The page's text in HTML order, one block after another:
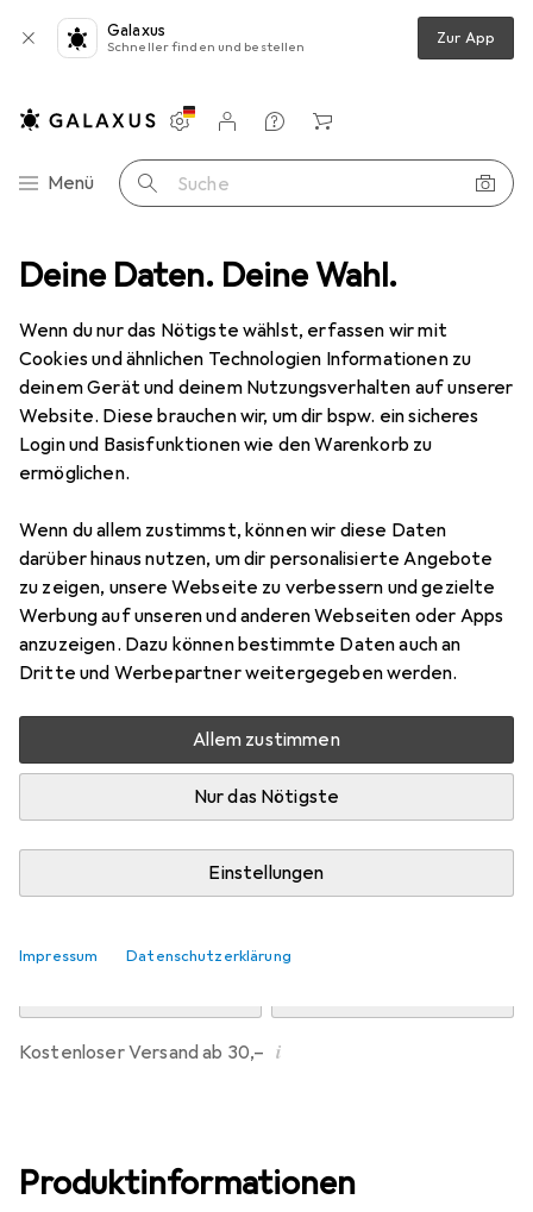
Deine Daten. Deine Wahl.
Wenn du nur das Nötigste wählst, erfassen wir mit
Cookies und ähnlichen Technologien Informationen zu
deinem Gerät und deinem Nutzungsverhalten auf unserer
Website. Diese brauchen wir, um dir bspw. ein sicheres
Login und Basisfunktionen wie den Warenkorb zu
ermöglichen.
Wenn du allem zustimmst, können wir diese Daten
darüber hinaus nutzen, um dir personalisierte Angebote
zu zeigen, unsere Webseite zu verbessern und gezielte
Werbung auf unseren und anderen Webseiten oder Apps
anzuzeigen. Dazu können bestimmte Daten auch an
Dritte und Werbepartner weitergegeben werden.
Allem zustimmen
Nur das Nötigste
Einstellungen
Impressum Datenschutzerklärung
Galaxus
Schneller finden und bestellen Zur App
Navigation nach Kategorien
Menü Suche
Einstellungen
Kundenkonto
Vergleichslisten
Merklisten
Warenkorb
Spitzer Maped Doppel-Spitzdose i-gloo, farbig sortiert
4 Bilder
MapedDoppel-Spitzdose i-gloo,
farbig sortiert
Preis in EUR inkl. MwSt.
EUR
9,44
Bewertungen
Zwischen Mi, 12.8. und Fr, 14.8. geliefert
Mehr als 10 Stück an Lager beim Drittanbieter
Lieferort angeben für genaue Lieferzeit
Kostenloser Versand ab 30,– i
Produktinformationen